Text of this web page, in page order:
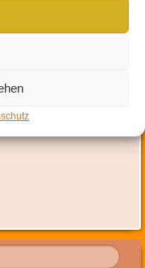
dich mit der
durch diese Website